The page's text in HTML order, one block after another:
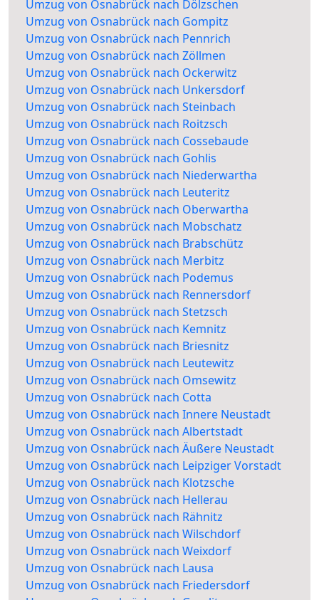
Umzug von Osnabrück nach Dölzschen
Umzug von Osnabrück nach Gompitz
Umzug von Osnabrück nach Pennrich
Umzug von Osnabrück nach Zöllmen
Umzug von Osnabrück nach Ockerwitz
Umzug von Osnabrück nach Unkersdorf
Umzug von Osnabrück nach Steinbach
Umzug von Osnabrück nach Roitzsch
Umzug von Osnabrück nach Cossebaude
Umzug von Osnabrück nach Gohlis
Umzug von Osnabrück nach Niederwartha
Umzug von Osnabrück nach Leuteritz
Umzug von Osnabrück nach Oberwartha
Umzug von Osnabrück nach Mobschatz
Umzug von Osnabrück nach Brabschütz
Umzug von Osnabrück nach Merbitz
Umzug von Osnabrück nach Podemus
Umzug von Osnabrück nach Rennersdorf
Umzug von Osnabrück nach Stetzsch
Umzug von Osnabrück nach Kemnitz
Umzug von Osnabrück nach Briesnitz
Umzug von Osnabrück nach Leutewitz
Umzug von Osnabrück nach Omsewitz
Umzug von Osnabrück nach Cotta
Umzug von Osnabrück nach Innere Neustadt
Umzug von Osnabrück nach Albertstadt
Umzug von Osnabrück nach Äußere Neustadt
Umzug von Osnabrück nach Leipziger Vorstadt
Umzug von Osnabrück nach Klotzsche
Umzug von Osnabrück nach Hellerau
Umzug von Osnabrück nach Rähnitz
Umzug von Osnabrück nach Wilschdorf
Umzug von Osnabrück nach Weixdorf
Umzug von Osnabrück nach Lausa
Umzug von Osnabrück nach Friedersdorf